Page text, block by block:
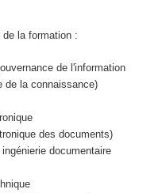
de la formation :
de l'information
de la connaissance)
des documents)
documentaire